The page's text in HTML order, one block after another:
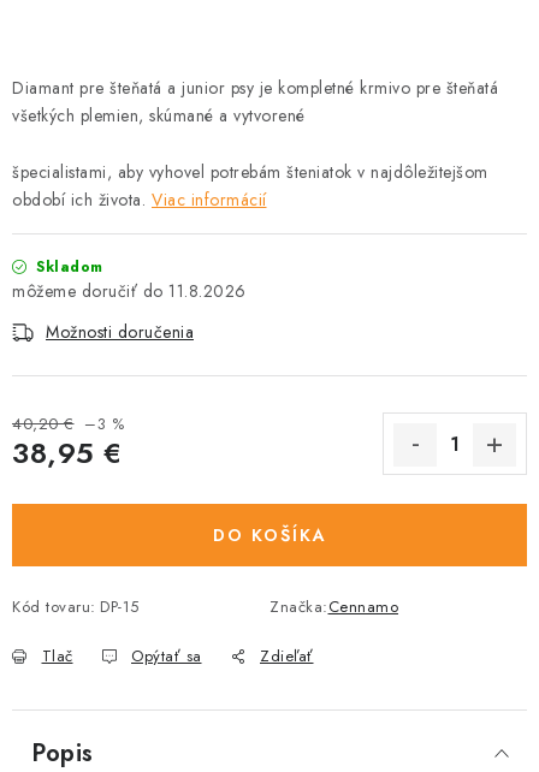
VONKAJŠIE VTÁCTVO
GELOREN KĽBOVÁ VÝŽIVA
CHOVATEĽSKÉ POTREBY
Diamant pre šteňatá a junior psy je kompletné krmivo pre šteňatá
všetkých plemien, skúmané a vytvorené
špecialistami, aby vyhovel potrebám šteniatok v najdôležitejšom
období ich života. Viac informácií
Skladom
11.8.2026
Možnosti doručenia
40,20 € –3 %
38,95 €
DO KOŠÍKA
Kód tovaru: DP-15 Značka:Cennamo
Tlač Opýtať sa Zdieľať
Popis